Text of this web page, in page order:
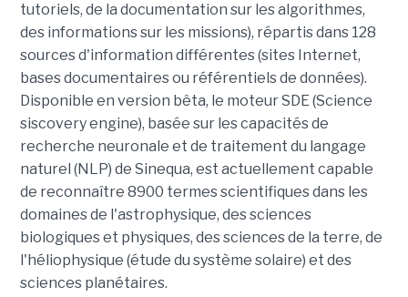
tutoriels, de la documentation sur les algorithmes,
des informations sur les missions), répartis dans 128
sources d'information différentes (sites Internet,
bases documentaires ou référentiels de données).
Disponible en version bêta, le moteur SDE (Science
siscovery engine), basée sur les capacités de
recherche neuronale et de traitement du langage
naturel (NLP) de Sinequa, est actuellement capable
de reconnaître 8900 termes scientifiques dans les
domaines de l'astrophysique, des sciences
biologiques et physiques, des sciences de la terre, de
l'héliophysique (étude du système solaire) et des
sciences planétaires.